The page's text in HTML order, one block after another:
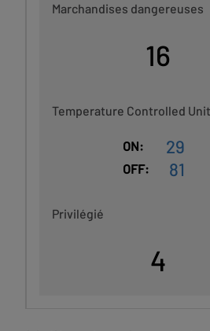
Marchandises dangereuses
16
Temperature Controlled
ON: 29
OFF: 81
Privilégié
4